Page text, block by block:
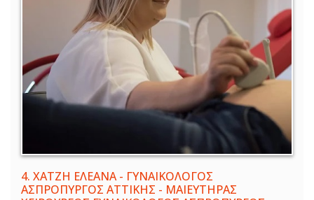
4. ΧΑΤΖΗ ΕΛΕΑΝΑ - ΓΥΝΑΙΚΟΛΟΓΟΣ
ΑΣΠΡΟΠΥΡΓΟΣ ΑΤΤΙΚΗΣ - ΜΑΙΕΥΤΗΡΑΣ